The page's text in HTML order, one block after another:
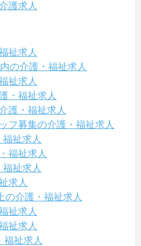
護求人
祉求人
の介護・福祉求人
祉求人
・福祉求人
護・福祉求人
フ募集の介護・福祉求人
祉求人
福祉求人
祉求人
求人
の介護・福祉求人
祉求人
祉求人
祉求人